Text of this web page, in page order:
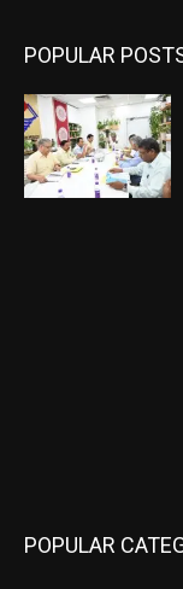
POPULAR
POPULAR